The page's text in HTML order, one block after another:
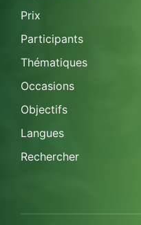
Prix
Participants
Thématiques
Occasions
Objectifs
Langues
Rechercher